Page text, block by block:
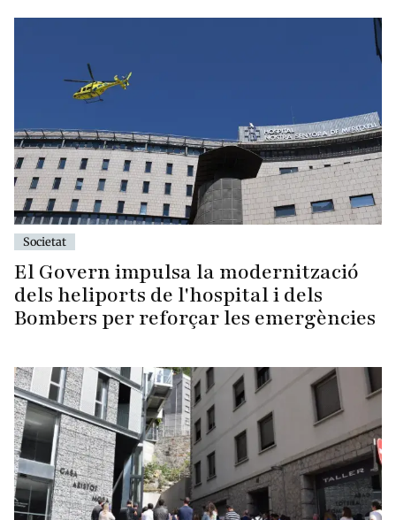
Societat
El Govern impulsa la modernització
dels heliports de l'hospital i dels
Bombers per reforçar les emergències